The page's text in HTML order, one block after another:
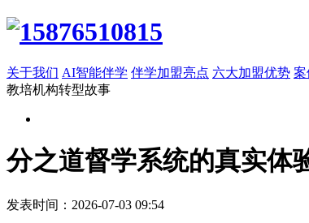
关于我们 AI智能伴学 伴学加盟亮点 六大加盟优势 案
教培机构转型故事
分之道督学系统的真实体
发表时间：2026-07-03 09:54